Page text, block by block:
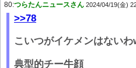
80:つらたんニュースさん 2024/04/19(金)
>>78
こいつがイケメンはない
典型的チー牛顔